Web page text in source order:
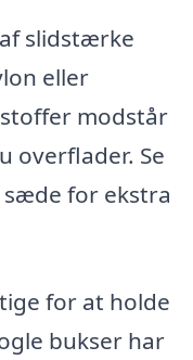
slidstærke
eller
modstår
overflader. Se
for ekstra
for at holde
bukser har